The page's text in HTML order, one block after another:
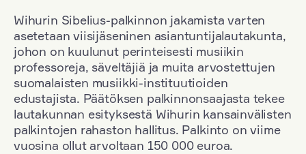
Wihurin Sibelius-palkinnon jakamista varten
asetetaan viisijäseninen asiantuntijalautakunta,
johon on kuulunut perinteisesti musiikin
professoreja, säveltäjiä ja muita arvostettujen
suomalaisten musiikki-instituutioiden
edustajista. Päätöksen palkinnonsaajasta tekee
lautakunnan esityksestä Wihurin kansainvälisten
palkintojen rahaston hallitus. Palkinto on viime
vuosina ollut arvoltaan 150 000 euroa.